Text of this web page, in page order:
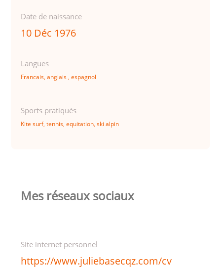
Date de naissance
10 Déc 1976
Langues
Francais, anglais , espagnol
Sports pratiqués
Kite surf, tennis, equitation, ski alpin
Mes réseaux sociaux
Site internet personnel
https://www.juliebasecqz.com/cv